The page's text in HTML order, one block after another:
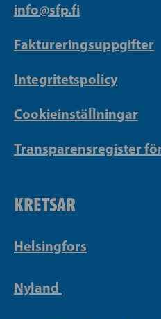
info@sfp.fi
Faktureringsuppgifter
Integritetspolicy
Cookieinställningar
Transparensregister
KRETSAR
Helsingfors
Nyland